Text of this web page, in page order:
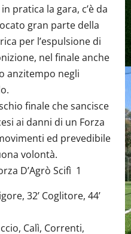
pratica la gara, c’è da
gran parte della
per l’espulsione di
nel finale anche
anzitempo negli
finale che sancisce
ai danni di un Forza
ed prevedibile
volontà.
D’Agrò Scifì 1
32’ Coglitore, 44’
Calì, Correnti,